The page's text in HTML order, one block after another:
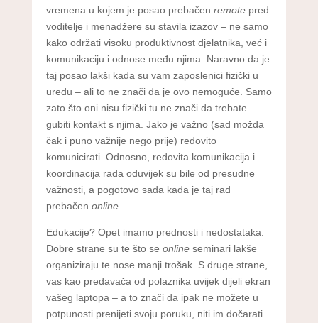
vremena u kojem je posao prebačen remotepred
voditelje i menadžere su stavila izazov – ne samo
kako održati visoku produktivnost djelatnika, već i
komunikaciju i odnose među njima. Naravno da je
taj posao lakši kada su vam zaposlenici fizički u
uredu – ali to ne znači da je ovo nemoguće. Samo
zato što oni nisu fizički tu ne znači da trebate
gubiti kontakt s njima. Jako je važno (sad možda
čak i puno važnije nego prije) redovito
komunicirati. Odnosno, redovita komunikacija i
koordinacija rada oduvijek su bile od presudne
važnosti, a pogotovo sada kada je taj rad
prebačen online.
Edukacije? Opet imamo prednosti i nedostataka.
Dobre strane su te što se onlineseminari lakše
organiziraju te nose manji trošak. S druge strane,
vas kao predavača od polaznika uvijek dijeli ekran
vašeg laptopa – a to znači da ipak ne možete u
potpunosti prenijeti svoju poruku, niti im dočarati